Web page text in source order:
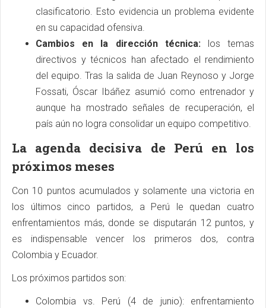
clasificatorio. Esto evidencia un problema evidente
en su capacidad ofensiva.
Cambios en la dirección técnica:los temas
directivos y técnicos han afectado el rendimiento
del equipo. Tras la salida de Juan Reynoso y Jorge
Fossati, Óscar Ibáñez asumió como entrenador y
aunque ha mostrado señales de recuperación, el
país aún no logra consolidar un equipo competitivo.
La agenda decisiva de Perú en los
próximos meses
Con 10 puntos acumulados y solamente una victoria en
los últimos cinco partidos, a Perú le quedan cuatro
enfrentamientos más, donde se disputarán 12 puntos, y
es indispensable vencer los primeros dos, contra
Colombia y Ecuador.
Los próximos partidos son:
Colombia vs. Perú (4 de junio): enfrentamiento